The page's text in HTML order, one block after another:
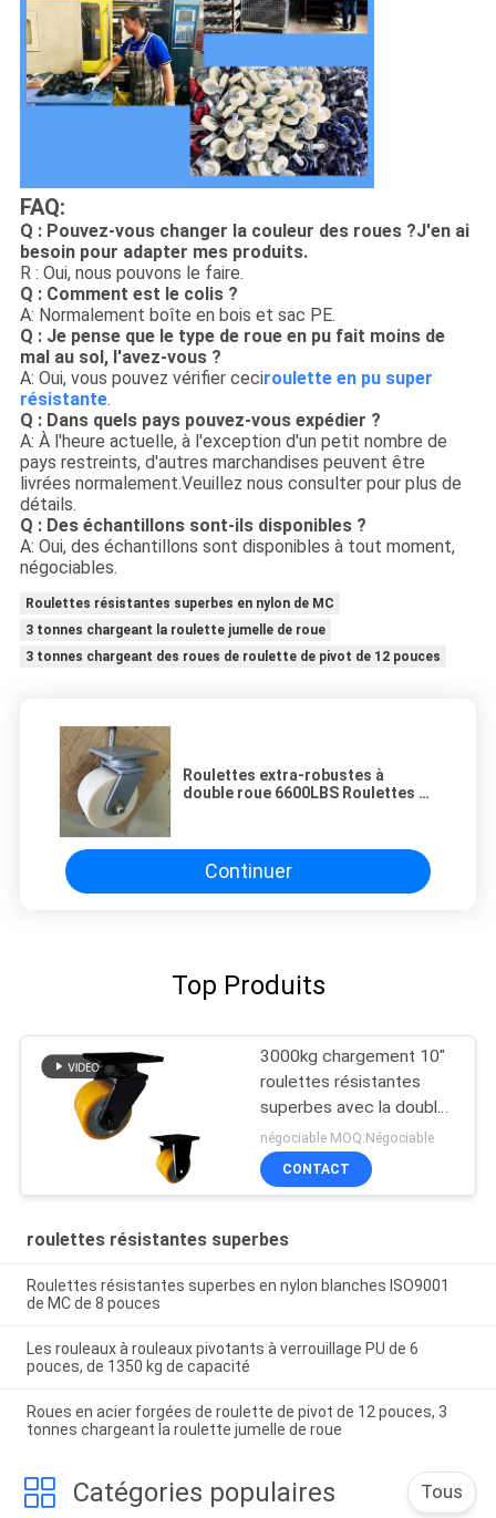
FAQ:
Q : Pouvez-vous changer la couleur des roues ?J'en ai
besoin pour adapter mes produits.
R : Oui, nous pouvons le faire.
Q : Comment est le colis ?
A: Normalement boîte en bois et sac PE.
Q : Je pense que le type de roue en pu fait moins de
mal au sol, l'avez-vous ?
A: Oui, vous pouvez vérifier ceciroulette en pu super
résistante.
Q : Dans quels pays pouvez-vous expédier ?
A: À l'heure actuelle, à l'exception d'un petit nombre de
pays restreints, d'autres marchandises peuvent être
livrées normalement.Veuillez nous consulter pour plus de
détails.
Q : Des échantillons sont-ils disponibles ?
A: Oui, des échantillons sont disponibles à tout moment,
négociables.
Roulettes résistantes superbes en nylon de MC
3 tonnes chargeant la roulette jumelle de roue
3 tonnes chargeant des roues de roulette de pivot de 12 pouces
Roulettes extra-robustes à
double roue 6600LBS Roulettes à
Continuer
Top Produits
3000kg chargement 10"
roulettes résistantes
superbes avec la double
roue
négociable MOQ:Négociable
CONTACT
roulettes résistantes superbes
Roulettes résistantes superbes en nylon blanches ISO9001
de MC de 8 pouces
Les rouleaux à rouleaux pivotants à verrouillage PU de 6
pouces, de 1350 kg de capacité
Roues en acier forgées de roulette de pivot de 12 pouces, 3
tonnes chargeant la roulette jumelle de roue
Catégories populaires Tous